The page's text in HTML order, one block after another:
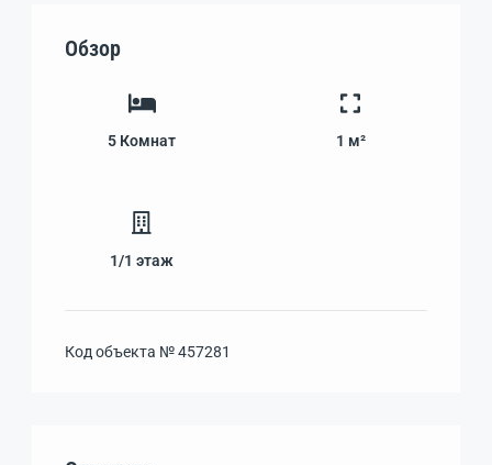
Обзор
5 Комнат 1 м²
1/1 этаж
Код объекта №457281